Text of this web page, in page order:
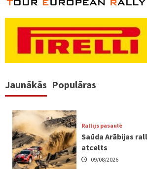
Jaunākās Populāras
Rallijs pasaulē
Saūda Arābijas
atcelts
09/08/2026